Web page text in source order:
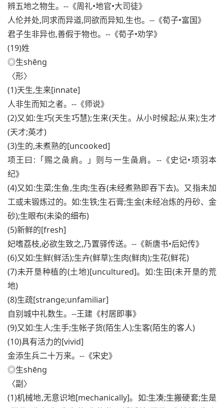
辨五地之物生。--《周礼•地官•大司徒》
人伦并处,同求而异道,同欲而异知,生也。--《荀子•富国》
君子生非异也,善假于物也。--《荀子•劝学》
(19)姓
◎生shēng
〈形〉
(1)天生,生来[innate]
人非生而知之者。--《师说》
(2)又如:生巧(天生巧慧);生来(天生。从小时候起;从来);生才
(天才;英才)
(3)生的,未煮熟的[uncooked]
项王曰:「赐之彘肩。」则与一生彘肩。--《史记•项羽本
纪》
(4)又如:生菜;生鱼,生肉;生吞(未经煮熟即吞下去)。又指未加
工或未锻炼过的。如:生铁;生石膏;生金(未经冶炼的丹砂、金
砂);生眼布(未染的细布)
(5)新鲜的[fresh]
妃嗜荔枝,必欲生致之,乃置驿传送。--《新唐书•后妃传》
(6)又如:生鲜(鲜活);生卉(鲜草);生肉(鲜肉);生花(鲜花)
(7)未开垦种植的(土地)[uncultured]。如:生田(未开垦的荒
地)
(8)生疏[strange;unfamiliar]
自别城中礼数生。--王建《村居即事》
(9)又如:生人;生手;生帐子货(陌生人);生客(陌生的客人)
(10)具有活力的[vivid]
金添生兵二十万来。--《宋史》
◎生shēng
〈副〉
(1)机械地,无意识地[mechanically]。如:生凑;生搬硬套;生是